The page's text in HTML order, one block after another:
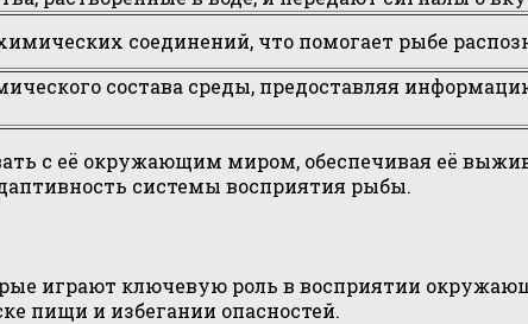
соединений, что помогает рыбе
состава среды, предоставляя
с её окружающим миром, обеспечивая её
системы восприятия рыбы.
играют ключевую роль в восприятии
пищи и избегании опасностей.